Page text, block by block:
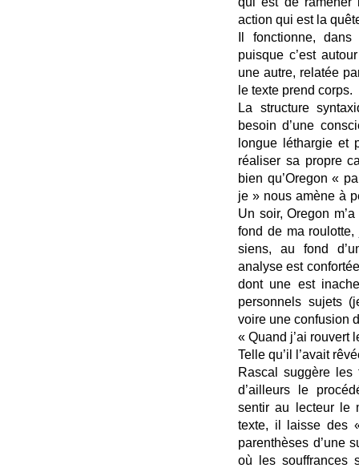
action qui est la
Il fonctionne,
puisque c’est
une autre, relatée
le texte prend corps.
La structure
besoin d’une
longue léthargie et
réaliser sa propre
bien qu’Oregon «
je » nous amène à
Un soir, Oregon
fond de ma
siens, au fond
analyse est
dont une est
personnels sujets
voire une confusion
« Quand j’ai rouvert
Telle qu’il l’avait
Rascal suggère les
d’ailleurs le
sentir au lecteur le
texte, il laisse des
parenthèses d’une
où les souffrances